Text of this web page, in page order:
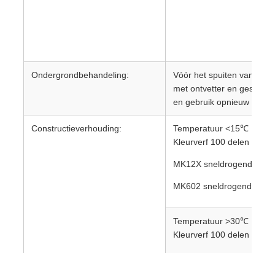
Ondergrondbehandeling:
Vóór het spuiten van de
met ontvetter en
en gebruik opnieuw
Constructieverhouding:
Temperatuur <15℃
Kleurverf 100 delen
MK12X sneldrogende
MK602 sneldrogende
Temperatuur >30℃
Kleurverf 100 delen